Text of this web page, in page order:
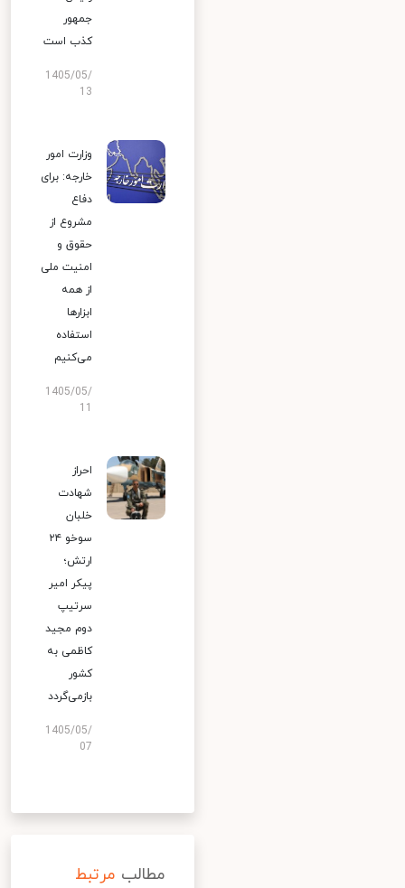
جمهور
کذب است
1405/05/
13
وزارت امور
خارجه: برای
دفاع
مشروع از
حقوق و
امنیت ملی
از همه
ابزارها
استفاده
می‌کنیم
1405/05/
احراز
شهادت
خلبان
سوخو ۲۴
ارتش؛
پیکر امیر
سرتیپ
دوم مجید
کاظمی به
کشور
بازمی‌گردد
1405/05/
07
مطالب مرتبط